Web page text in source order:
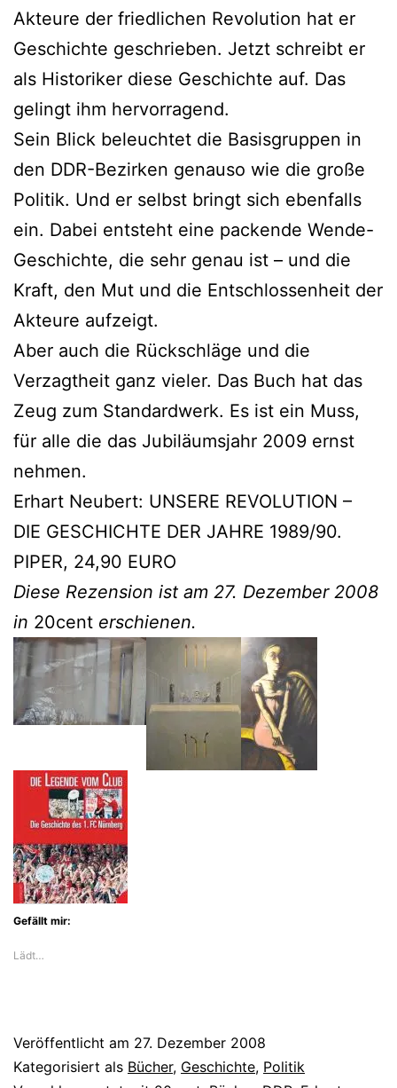
Akteure der friedlichen Revolution hat er
Geschichte geschrieben. Jetzt schreibt er
als Historiker diese Geschichte auf. Das
gelingt ihm hervorragend.
Sein Blick beleuchtet die Basisgruppen in
den DDR-Bezirken genauso wie die große
Politik. Und er selbst bringt sich ebenfalls
ein. Dabei entsteht eine packende Wende-
Geschichte, die sehr genau ist – und die
Kraft, den Mut und die Entschlossenheit der
Akteure aufzeigt.
Aber auch die Rückschläge und die
Verzagtheit ganz vieler. Das Buch hat das
Zeug zum Standardwerk. Es ist ein Muss,
für alle die das Jubiläumsjahr 2009 ernst
nehmen.
Erhart Neubert: UNSERE REVOLUTION –
DIE GESCHICHTE DER JAHRE 1989/90.
PIPER, 24,90 EURO
Diese Rezension ist am 27. Dezember 2008
in 20cent erschienen.
Gefällt mir:
Lädt…
Veröffentlicht am 27. Dezember 2008
Kategorisiert als Bücher, Geschichte, Politik